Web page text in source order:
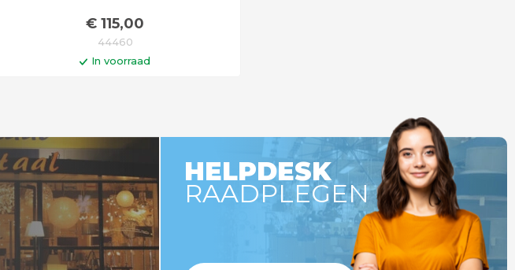
€ 115,00
44460
In voorraad
HELPDESK
RAADPLEGEN